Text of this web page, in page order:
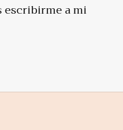
escribirme a mi